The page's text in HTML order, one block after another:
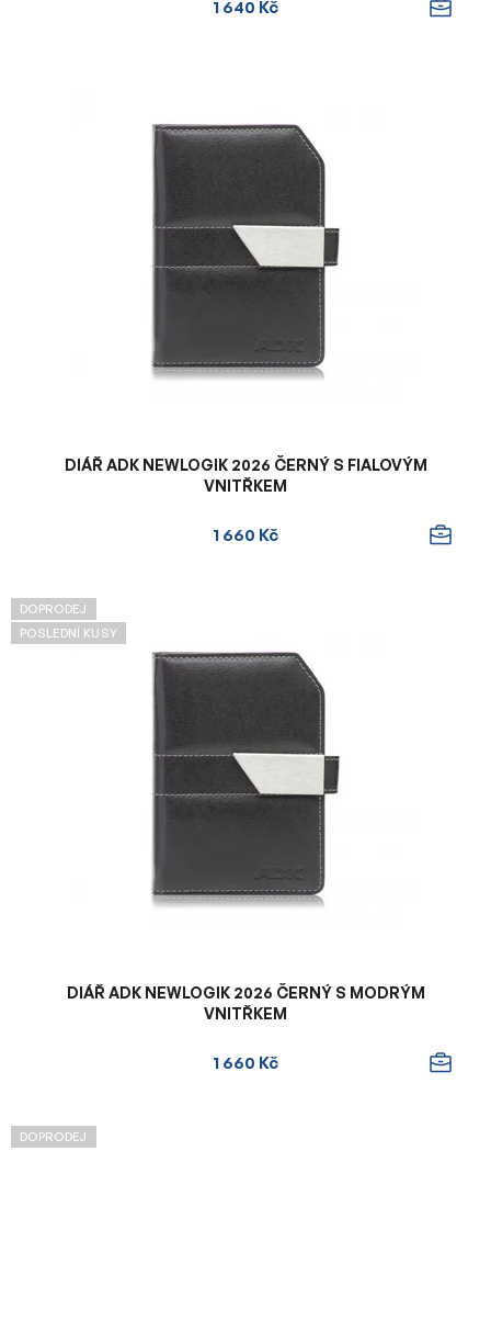
1 640 Kč
DIÁŘ ADK NEWLOGIK 2026 ČERNÝ S FIALOVÝM
VNITŘKEM
1 660 Kč
DOPRODEJ
POSLEDNÍ KUSY
DIÁŘ ADK NEWLOGIK 2026 ČERNÝ S MODRÝM
VNITŘKEM
1 660 Kč
DOPRODEJ